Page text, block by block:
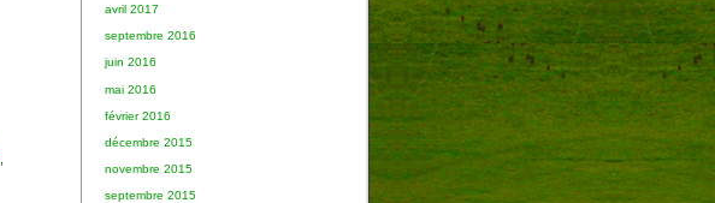
avril 2017
septembre 2016
juin 2016
mai 2016
février 2016
décembre 2015
novembre 2015
septembre 2015
,